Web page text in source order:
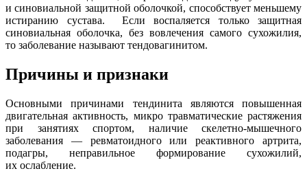
и синовиальной защитной оболочкой, способствует меньшему
истиранию сустава. Если воспаляется только защитная
синовиальная оболочка, без вовлечения самого сухожилия,
то заболевание называют тендовагинитом.
Причины и признаки
Основными причинами тендинита являются повышенная
двигательная активность, микро травматические растяжения
при занятиях спортом, наличие скелетно-мышечного
заболевания — ревматоидного или реактивного артрита,
подагры, неправильное формирование сухожилий,
их ослабление.